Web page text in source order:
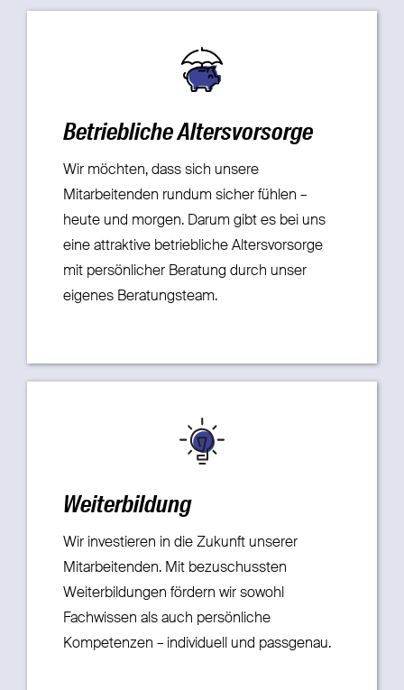
Betriebliche Altersvorsorge
Wir möchten, dass sich unsere
Mitarbeitenden rundum sicher fühlen –
heute und morgen. Darum gibt es bei uns
eine attraktive betriebliche Altersvorsorge
mit persönlicher Beratung durch unser
eigenes Beratungsteam.
Weiterbildung
Wir investieren in die Zukunft unserer
Mitarbeitenden. Mit bezuschussten
Weiterbildungen fördern wir sowohl
Fachwissen als auch persönliche
Kompetenzen – individuell und passgenau.